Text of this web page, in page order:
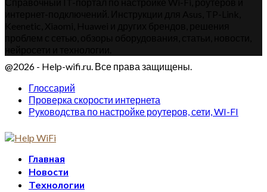
@2026 - Help-wifi.ru. Все права защищены.
Глоссарий
Проверка скорости интернета
Руководства по настройке роутеров, сети, WI-FI
Главная
Новости
Технологии